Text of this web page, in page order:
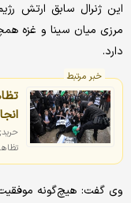
این ژنرال سابق ارتش
مرزی میان سینا و غزه
دارد.
خبر مرتبط
وی گفت: هیچ‌گونه